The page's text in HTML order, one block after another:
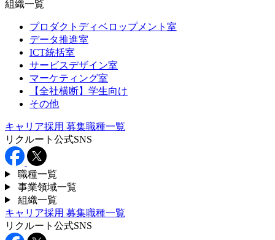
組織一覧
プロダクトディベロップメント室
データ推進室
ICT統括室
サービスデザイン室
マーケティング室
【全社横断】学生向け
その他
キャリア採用 募集職種一覧
リクルート公式SNS
職種一覧
事業領域一覧
組織一覧
キャリア採用 募集職種一覧
リクルート公式SNS